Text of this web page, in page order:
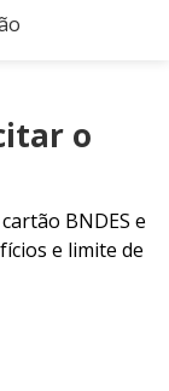
o
BNDES e
e limite de